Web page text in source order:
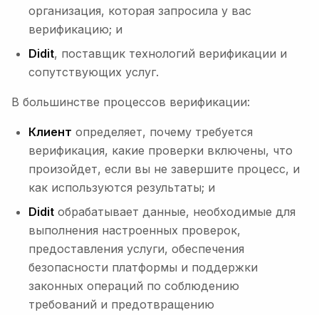
организация, которая запросила у вас
верификацию; и
Didit, поставщик технологий верификации и
сопутствующих услуг.
В большинстве процессов верификации:
Клиент определяет, почему требуется
верификация, какие проверки включены, что
произойдет, если вы не завершите процесс, и
как используются результаты; и
Didit обрабатывает данные, необходимые для
выполнения настроенных проверок,
предоставления услуги, обеспечения
безопасности платформы и поддержки
законных операций по соблюдению
требований и предотвращению